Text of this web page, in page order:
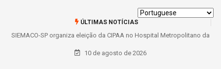
ÚLTIMAS NOTÍCIAS
SIEMACO-SP organiza eleição da CIPAA no Hospital Metropolitano da
Lapa e fortalece participação dos trabalhadores
10 de agosto de 2026